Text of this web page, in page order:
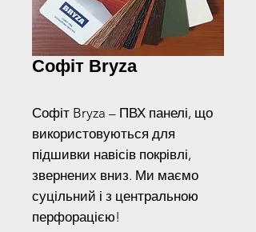
Cофіт Bryza
Софіт Bryza – ПВХ панелі, що
використовуються для
підшивки навісів покрівлі,
звернених вниз. Ми маємо
суцільний і з центральною
перфорацією!